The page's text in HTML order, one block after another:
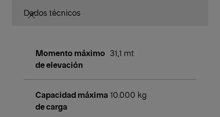
Dados técnicos
Momento máximo
de elevación
31,1 mt
Capacidad máxima
de carga
10.000 kg